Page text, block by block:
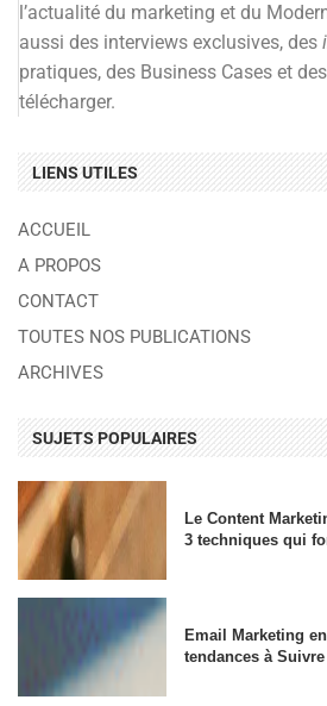
l’actualité du marketing et du
aussi des interviews exclusives, des
pratiques, des Business Cases et
télécharger.
LIENS UTILES
ACCUEIL
A PROPOS
CONTACT
TOUTES NOS PUBLICATIONS
ARCHIVES
SUJETS POPULAIRES
Le Content
3 techniques qui
Email Marketing
tendances à Suivre